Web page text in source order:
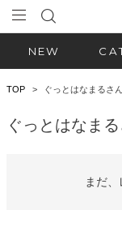
NEW
TOP ぐっとはなまるさ
ぐっとはなま
まだ